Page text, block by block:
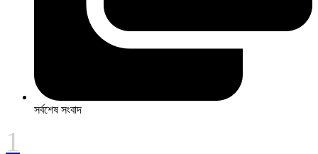
সর্বশেষ সংবাদ